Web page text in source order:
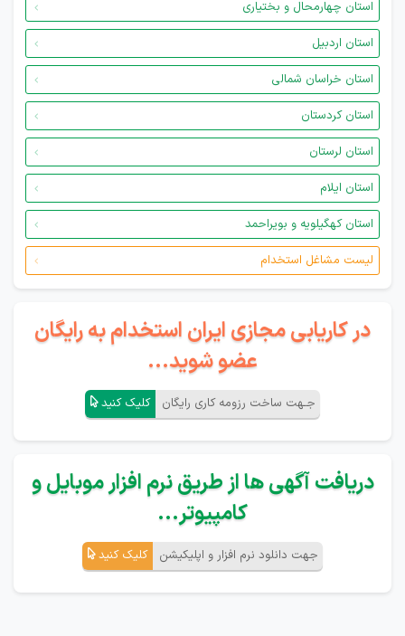
استان چهارمحال و بختیاری
استان اردبیل
استان خراسان شمالی
استان کردستان
استان لرستان
استان ایلام
استان کهگیلویه و بویراحمد
لیست مشاغل استخدام
در کاریابی مجازی ایران استخدام به رایگان
عضو شوید...
جـهت ساخت رزومه کاری رایگان کلیک کنید
دریافت آگهی ها از طریق نرم افزار موبایل و
کامپیوتر...
جهت دانلود نرم افزار و اپلیکیشن کلیک کنید